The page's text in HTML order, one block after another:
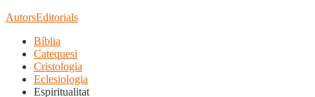
AutorsEditorials
Bíblia
Catequesi
Cristologia
Eclesiologia
Espiritualitat